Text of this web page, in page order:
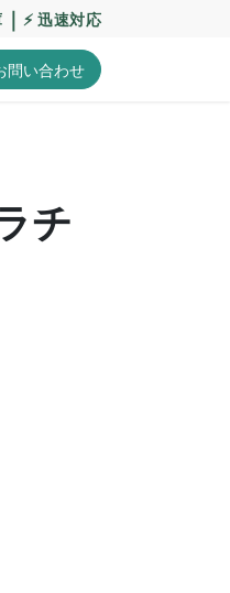
送への影響について
｜ ⚡ 迅速対応
ポイントに関して
問い​合わせ
チ